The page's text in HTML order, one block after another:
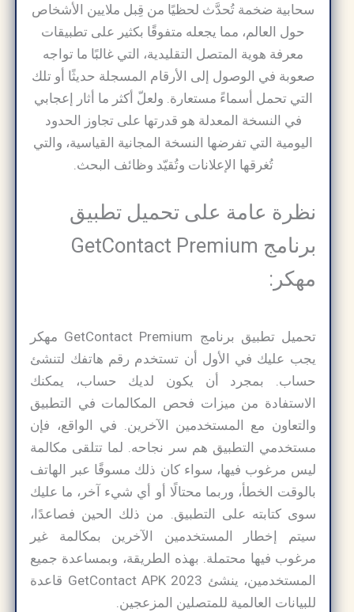
سحابية ضخمة تُحدَّث لحظيًا من قِبل ملايين الأشخاص
حول العالم، مما يجعله متفوقًا بكثير على تطبيقات
معرفة هوية المتصل التقليدية، التي غالبًا ما تواجه
صعوبة في الوصول إلى الأرقام المسجلة حديثًا أو تلك
التي تحمل أسماءً مستعارة. ولعلّ أكثر ما أثار إعجابي
في النسخة المعدلة هو قدرتها على تجاوز الحدود
اليومية التي تفرضها النسخة المجانية القياسية، والتي
تُغرقها الإعلانات وتُقيّد وظائف البحث.
نظرة عامة على تحميل تطبيق
برنامج GetContact Premium
مهكر:
تحميل تطبيق برنامج GetContact Premium مهكر
يجب عليك في الأول أن تستخدم رقم هاتفك لتنشئ
حساب. بمجرد أن يكون لديك حساب، يمكنك
الاستفادة من ميزات فحص المكالمات في التطبيق
والتعاون مع المستخدمين الآخرين. في الواقع، فإن
مستخدمي التطبيق هم سر نجاحه. لما تتلقى مكالمة
ليس مرغوب فيها، سواء كان ذلك مسوقًا عبر الهاتف
بالوقت الخطأ، وربما محتالًا أو أي شيء آخر، ما عليك
سوى كتابته على التطبيق. من ذلك الحين فصاعدًا،
سيتم إخطار المستخدمين الآخرين بمكالمة غير
مرغوب فيها محتملة. بهذه الطريقة، وبمساعدة جميع
المستخدمين، ينشئ GetContact APK 2023 قاعدة
للبيانات العالمية للمتصلين المزعجين.